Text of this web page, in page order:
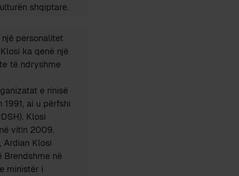
shqiptare.
personalitet
ka qenë një
të ndryshme
e rinisë
ai u përfshi
Klosi
vitin 2009.
Ardian Klosi
Brendshme në
ministër i